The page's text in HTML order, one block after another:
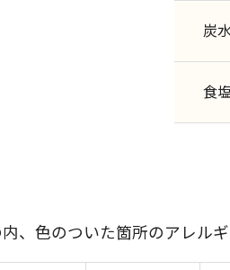
炭
食
、色のついた箇所のアレルギ